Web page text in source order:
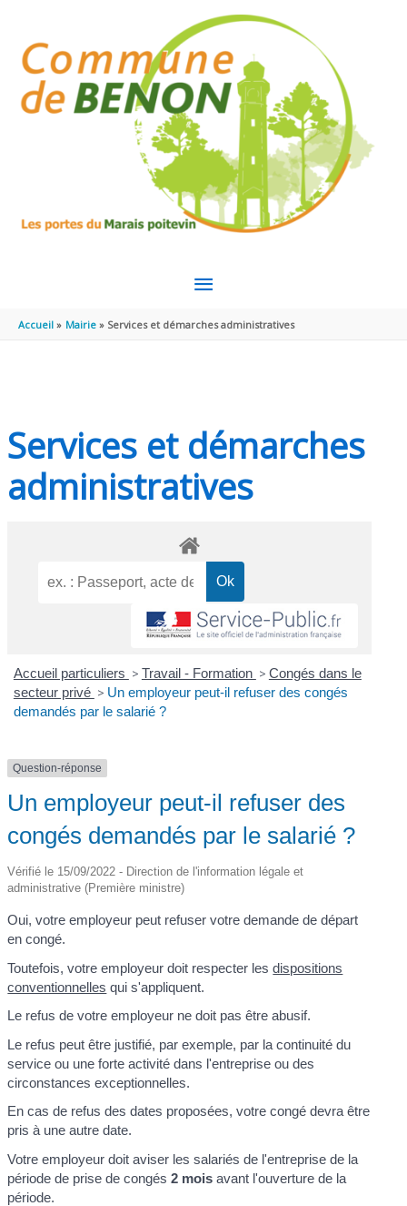
MENU
PRINCIPAL
Accueil Mairie Services et démarches administratives
Services et démarches
administratives
Accueil particuliers > Travail - Formation > Congés dans le
secteur privé > Un employeur peut-il refuser des congés
demandés par le salarié ?
Question-réponse
Un employeur peut-il refuser des
congés demandés par le salarié ?
Vérifié le 15/09/2022 - Direction de l'information légale et
administrative (Première ministre)
Oui, votre employeur peut refuser votre demande de départ
en congé.
Toutefois, votre employeur doit respecter lesdispositions
conventionnelles qui s'appliquent.
Le refus de votre employeur ne doit pas être abusif.
Le refus peut être justifié, par exemple, par la continuité du
service ou une forte activité dans l'entreprise ou des
circonstances exceptionnelles.
En cas de refus des dates proposées, votre congé devra être
pris à une autre date.
Votre employeur doit aviser les salariés de l'entreprise de la
période de prise de congés2 mois avant l'ouverture de la
période.